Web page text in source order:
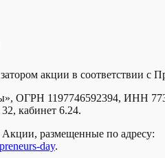
акции в соответствии с
ОГРН 1197746592394, ИНН
кабинет 6.24.
размещенные по адресу:
day.